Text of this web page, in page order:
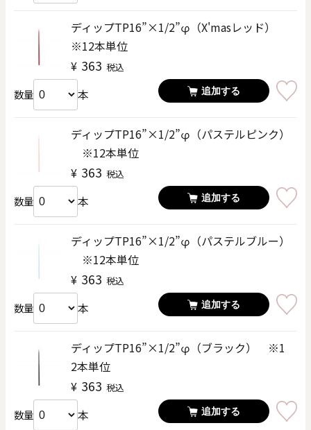
ディップTP16”×1/2”φ（X'masレッド）
※12本単位
¥ 363 税込
数量 本 追加する
ディップTP16”×1/2”φ（パステルピンク）
※12本単位
¥ 363 税込
数量 本 追加する
ディップTP16”×1/2”φ（パステルブルー）
※12本単位
¥ 363 税込
数量 本 追加する
ディップTP16”×1/2”φ（ブラック） ※1
2本単位
¥ 363 税込
数量 本 追加する